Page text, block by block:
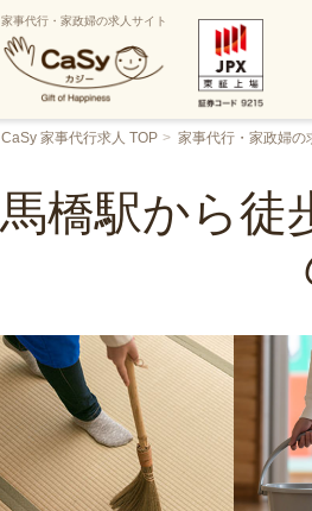
家事代行・家政婦の求人サイト
CaSy 家事代行求人 TOP 家事代行・家政婦の
馬橋駅から徒